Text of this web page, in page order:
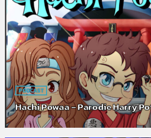
PODCAST
Hachi Powaa – Parodie Harry